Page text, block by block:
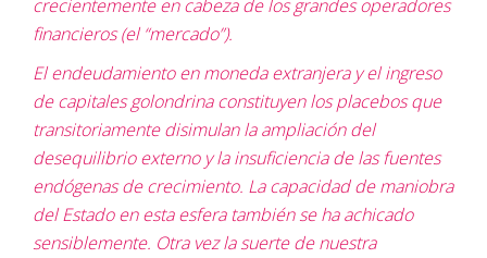
crecientemente en cabeza de los grandes operadores
financieros (el “mercado”).
El endeudamiento en moneda extranjera y el ingreso
de capitales golondrina constituyen los placebos que
transitoriamente disimulan la ampliación del
desequilibrio externo y la insuficiencia de las fuentes
endógenas de crecimiento. La capacidad de maniobra
del Estado en esta esfera también se ha achicado
sensiblemente. Otra vez la suerte de nuestra